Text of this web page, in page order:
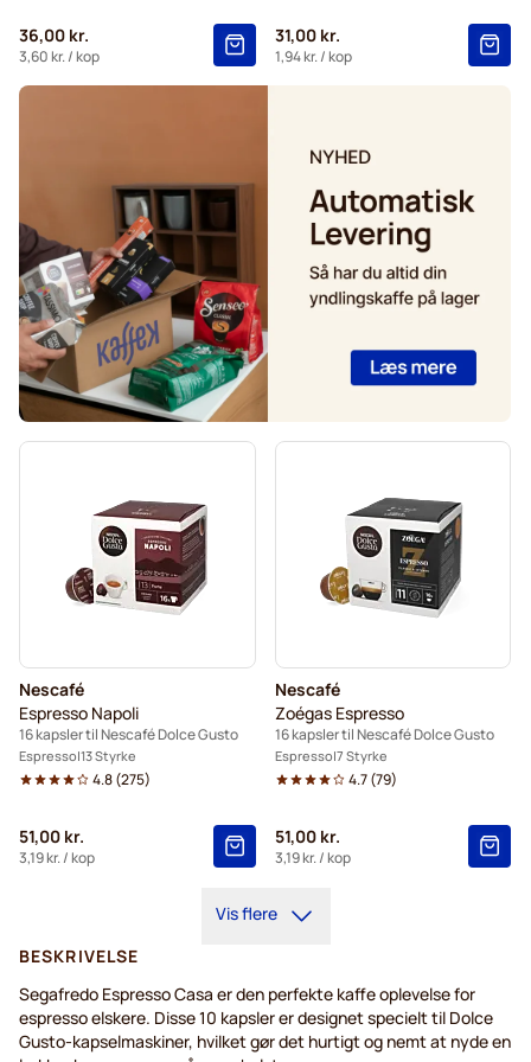
Kaffekapslen-kaffekapsler til Dolce Gusto®
36,00 kr.
3,60 kr./ kop
31,00 kr.
1,94 kr./ kop
Nescafé
Espresso Napoli
16 kapsler til Nescafé Dolce Gusto
Espresso 13 Styrke
4.8(275)
51,00 kr.
3,19 kr./ kop
Nescafé
Zoégas Espresso
16 kapsler til Nescafé Dolce Gusto
Espresso 7 Styrke
4.7(79)
51,00 kr.
3,19 kr./ kop
Vis flere
BESKRIVELSE
Segafredo Espresso Casa er den perfekte kaffe oplevelse for
espresso elskere. Disse 10 kapsler er designet specielt til Dolce
Gusto-kapselmaskiner, hvilket gør det hurtigt og nemt at nyde en